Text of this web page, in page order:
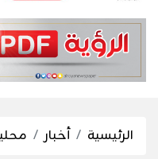
الرئيسية أخبار